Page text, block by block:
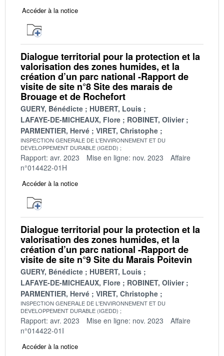
Accéder à la notice
Dialogue territorial pour la protection et la
valorisation des zones humides, et la
création d’un parc national -Rapport de
visite de site n°8 Site des marais de
Brouage et de Rochefort
GUERY, Bénédicte
HUBERT, Louis
LAFAYE-DE-MICHEAUX, Flore
ROBINET, Olivier
PARMENTIER, Hervé
VIRET, Christophe
INSPECTION GENERALE DE L'ENVIRONNEMENT ET DU
DEVELOPPEMENT DURABLE (IGEDD)
Rapport: avr. 2023 Mise en ligne: nov. 2023
Affaire
n°014422-01H
Accéder à la notice
Dialogue territorial pour la protection et la
valorisation des zones humides, et la
création d’un parc national -Rapport de
visite de site n°9 Site du Marais Poitevin
GUERY, Bénédicte
HUBERT, Louis
LAFAYE-DE-MICHEAUX, Flore
ROBINET, Olivier
PARMENTIER, Hervé
VIRET, Christophe
INSPECTION GENERALE DE L'ENVIRONNEMENT ET DU
DEVELOPPEMENT DURABLE (IGEDD)
Rapport: avr. 2023 Mise en ligne: nov. 2023
Affaire
n°014422-01I
Accéder à la notice